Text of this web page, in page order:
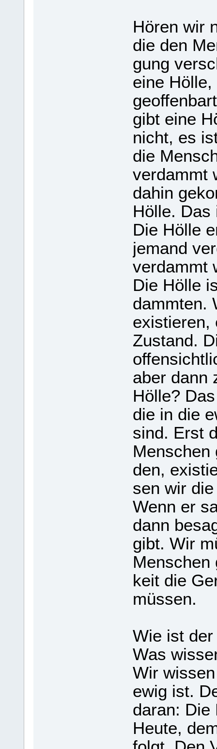
Hören wir
die den
gung
eine
gibt eine
nicht, es
die
ver­dammt
dahin
Hölle. Das
Die Hölle
jemand
ver­dammt
Die Hölle
damm­ten.
exis­tie­ren,
Zustand.
aber dann
Hölle?
die in die
sind. Erst
den,
sen wir
Wenn er
dann
gibt. Wir
keit die
müs­sen.
Wie ist
Was
Wir
ewig ist.
daran: Die
Heute,